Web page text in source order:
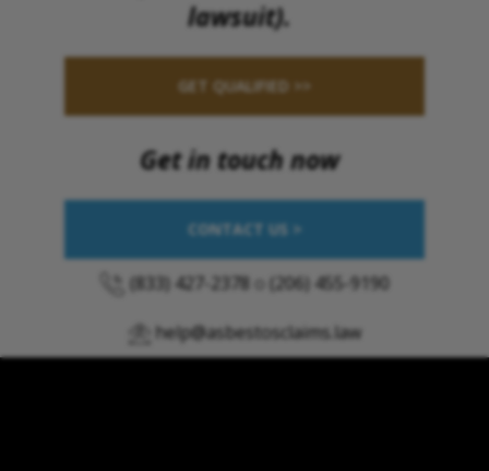
lawsuit).
GET QUALIFIED >>
Get in touch now
CONTACT US >
(833) 427-2378 (206) 455-9190
help@asbestosclaims.law